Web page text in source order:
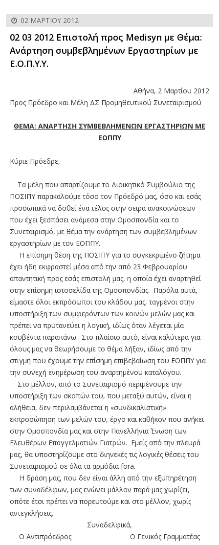
02 ΜΑΡΤΊΟΥ 2012
02 03 2012 Επιστολή προς Medisyn με Θέμα:
Ανάρτηση συμβεβλημένων Εργαστηρίων με
Ε.Ο.Π.Υ.Υ.
Αθήνα, 2 Μαρτίου 2012
Προς Πρόεδρο και Μέλη ΔΣ Προμηθευτικού Συνεταιρισμού
ΘΕΜΑ: ΑΝΑΡΤΗΣΗ ΣΥΜΒΕΒΛΗΜΕΝΩΝ ΕΡΓΑΣΤΗΡΙΩΝ ΜΕ
ΕΟΠΠΥ
Κύριε Πρόεδρε,
Τα μέλη που απαρτίζουμε το Διοικητικό Συμβούλιο της
ΠΟΣΙΠΥ παρακαλούμε τόσο τον Πρόεδρό μας, όσο και εσάς
προσωπικά να δοθεί ένα τέλος στην σειρά ανακοινώσεων
που έχει ξεσπάσει ανάμεσα στην Ομοσπονδία και το
Συνεταιρισμό, με θέμα την ανάρτηση των συμβεβλημένων
εργαστηρίων με τον ΕΟΠΠΥ.
Η επίσημη θέση της ΠΟΣΙΠΥ για το συγκεκριμένο ζήτημα
έχει ήδη εκφραστεί μέσα από την από 23 Φεβρουαρίου
απαντητική προς εσάς επιστολή μας, η οποία έχει αναρτηθεί
στην επίσημη ιστοσελίδα της Ομοσπονδίας. Παρόλα αυτά,
είμαστε όλοι εκπρόσωποι του κλάδου μας, ταγμένοι στην
υποστήριξη των συμφερόντων των κοινών μελών μας και
πρέπει να πρυτανεύει η λογική, ιδίως όταν λέγεται μία
κουβέντα παραπάνω. Στο πλαίσιο αυτό, είναι καλύτερα για
όλους μας να θεωρήσουμε το θέμα λήξαν, ιδίως από την
στιγμή που έχουμε την επίσημη επιβεβαίωση του ΕΟΠΠΥ για
την συνεχή ενημέρωση του αναρτημένου καταλόγου.
Στο μέλλον, από το Συνεταιρισμό περιμένουμε την
υποστήριξη των σκοπών του, που μεταξύ αυτών, είναι η
αλήθεια, δεν περιλαμβάνεται η «συνδικαλιστική»
εκπροσώπηση των μελών του, έργο και καθήκον που ανήκει
στην Ομοσπονδία μας και στην Πανελλήνια Ένωση των
Ελευθέρων Επαγγελματιών Γιατρών. Εμείς από την πλευρά
μας, θα υποστηρίζουμε στο διηνεκές τις λογικές θέσεις του
Συνεταιρισμού σε όλα τα αρμόδια fora.
Η δράση μας, που δεν είναι άλλη από την εξυπηρέτηση
των συναδέλφων, μας ενώνει μάλλον παρά μας χωρίζει,
οπότε έτσι πρέπει να πορευτούμε και στο μέλλον, χωρίς
αντεγκλήσεις.
Συναδελφικά,
Ο Αντιπρόεδρος Ο Γενικός Γραμματέας